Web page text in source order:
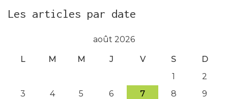
Les articles par date
août 2026
L M M J V S
D
1
2
3
4 5 6 7 8
9